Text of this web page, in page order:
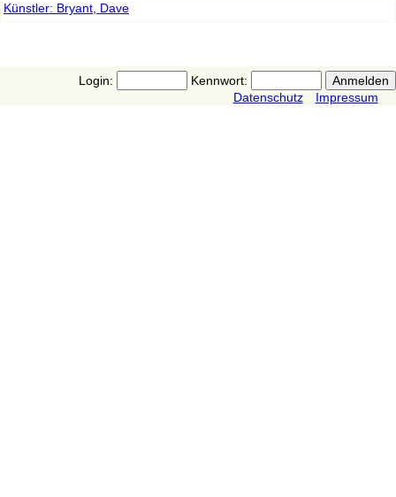
Künstler: Bryant, Dave
Login:
Kennwort:
Datenschutz
Impressum